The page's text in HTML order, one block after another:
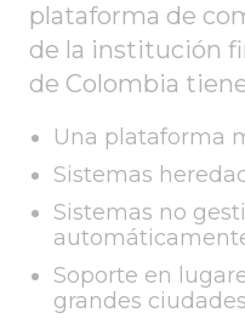
plataforma de
de la institución
de Colombia
Una plataforma
Sistemas
Sistemas no
Soporte en
grandes ciudades